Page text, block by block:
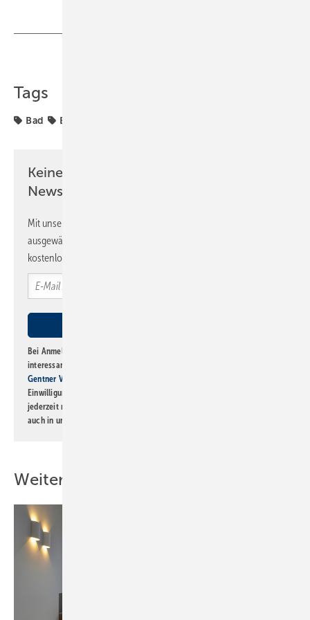
Tags
Bad Badgestaltung
Keine Zeit? Kein Problem mit dem SBZ
Newsletter!
Mit unserem Newsletter erhalten Sie regelmäßig von uns
ausgewählte Informationen und Neuigkeiten, gebündelt und
kostenlos direkt ins Postfach.
Bei Anmeldung zu diesem Newsletter bin ich damit einverstanden, über
interessante Verlags- und Online-Angebote
Gentner Verlag GmbH & Co. KG
Einwilligung kann ich jederzeit widerrufen und eine Abmeldung ist
jederzeit möglich. Informationen zum Umgang mit Daten finden Sie
auch in unserer
Weitere Inhalte